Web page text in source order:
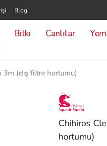
Blog
Bitki Canlılar
(dış filtre hortumu)
Chihiros
hortumu)